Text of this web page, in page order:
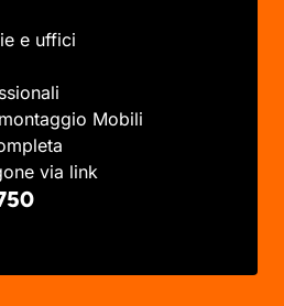
e uffici
Mobili
via link